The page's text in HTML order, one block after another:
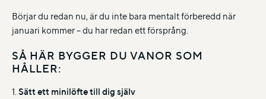
Börjar du redan nu, är du inte bara mentalt förberedd när
januari kommer – du har redan ett försprång.
SÅ HÄR BYGGER DU VANOR SOM
HÅLLER:
1.Sätt ett minilöfte till dig själv